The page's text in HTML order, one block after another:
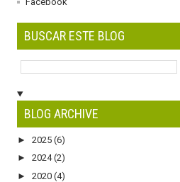
BUSCAR ESTE BLOG
BLOG ARCHIVE
► 2025 (6)
► 2024(2)
► 2020 (4)